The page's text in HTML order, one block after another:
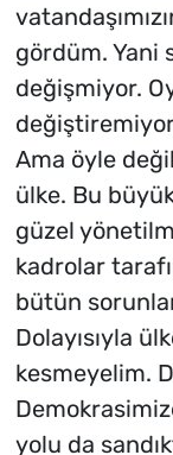
gördüm. Yani
değişmiyor.
Ama öyle
ülke. Bu
güzel
kadrolar
bütün
Dolayısıyla
kesmeyelim.
yolu da